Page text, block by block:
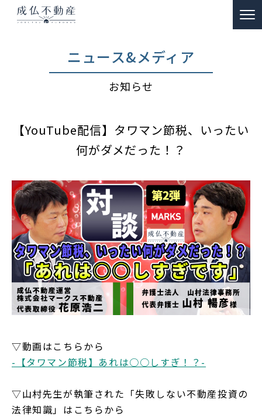
ニュース&メディア
お知らせ
【YouTube配信】タワマン節税、いったい
何がダメだった！？
▽動画はこちらから
-【タワマン節税】あれは○○しすぎ！？-
▽山村先生が執筆された「失敗しない不動産投資の
法律知識」はこちらから
事故物件のお悩み解決
ー ご供養
リノベーション物件事例
私たちの約束
富動産コラム
採用情報
ニュース&メディア
運営会社
プライバシーポリシー